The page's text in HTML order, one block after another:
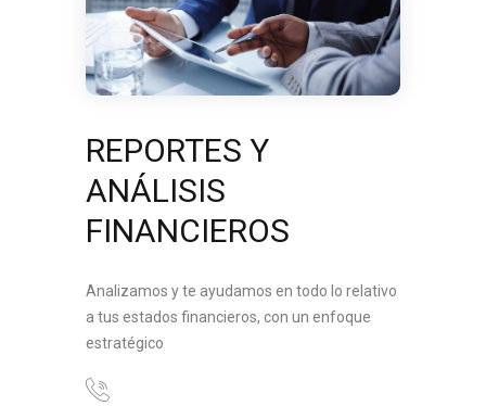
REPORTES Y
ANÁLISIS
FINANCIEROS
Analizamos y te ayudamos en todo lo relativo
a tus estados financieros, con un enfoque
estratégico